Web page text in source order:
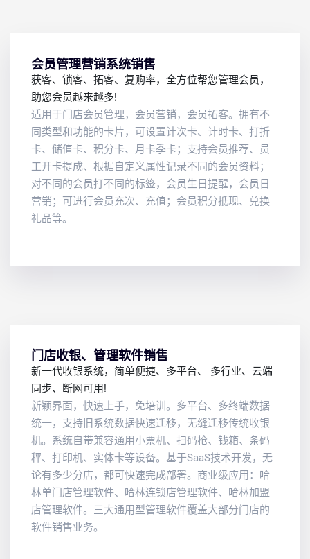
会员管理营销系统销售
获客、锁客、拓客、复购率，全方位帮您管理会员，
助您会员越来越多!
适用于门店会员管理，会员营销，会员拓客。拥有不
同类型和功能的卡片，可设置计次卡、计时卡、打折
卡、储值卡、积分卡、月卡季卡；支持会员推荐、员
工开卡提成、根据自定义属性记录不同的会员资料；
对不同的会员打不同的标签，会员生日提醒，会员日
营销；可进行会员充次、充值；会员积分抵现、兑换
礼品等。
门店收银、管理软件销售
新一代收银系统，简单便捷、多平台、 多行业、云端
同步、断网可用!
新颖界面，快速上手，免培训。多平台、多终端数据
统一，支持旧系统数据快速迁移，无缝迁移传统收银
机。系统自带兼容通用小票机、扫码枪、钱箱、条码
秤、打印机、实体卡等设备。基于SaaS技术开发，无
论有多少分店，都可快速完成部署。商业级应用：哈
林单门店管理软件、哈林连锁店管理软件、哈林加盟
店管理软件。三大通用型管理软件覆盖大部分门店的
软件销售业务。